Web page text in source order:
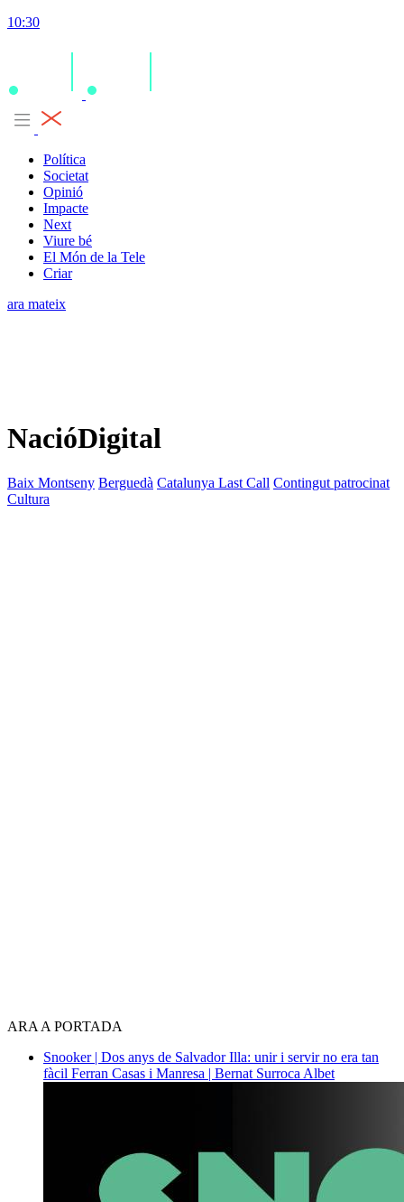
10:30
Política
Societat
Opinió
Impacte
Next
Viure bé
El Món de la Tele
Criar
ara mateix
NacióDigital
Baix Montseny Berguedà Catalunya Last Call Contingut patrocinat
Cultura
ARA A PORTADA
Snooker | Dos anys de Salvador Illa: unir i servir no era tan
fàcil Ferran Casas i Manresa | Bernat Surroca Albet